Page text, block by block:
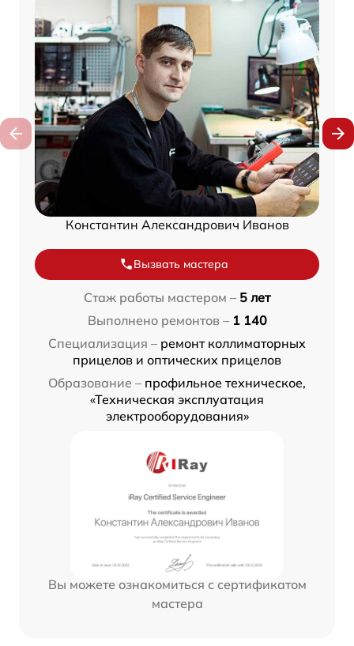
Константин Александрович Иванов
Вызвать мастера
Стаж работы мастером – 5 лет
Выполнено ремонтов – 1 140
Специализация – ремонт коллиматорных
прицелов и оптических прицелов
Образование – профильное техническое,
«Техническая эксплуатация
электрооборудования»
Вы можете ознакомиться с сертификатом
мастера